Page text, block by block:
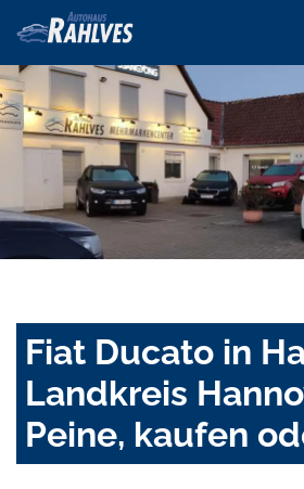
Fiat Ducato in
Landkreis
Peine, kaufen